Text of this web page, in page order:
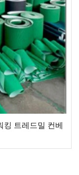
킹 트레드밀 컨베